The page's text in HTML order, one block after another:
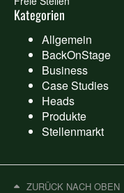
Kategorien
Allgemein
BackOnStage
Business
Case Studies
Heads
Produkte
Stellenmarkt
ZURÜCK NACH OBEN